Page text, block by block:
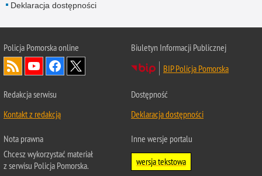
Deklaracja dostępności
Policja Pomorska online
Biuletyn Informacji Publicznej
BIP Policja Pomorska
Redakcja serwisu
Kontakt z redakcją
Dostępność
Deklaracja dostępności
Nota prawna
Chcesz wykorzystać materiał
z serwisu Policja Pomorska.
Inne wersje portalu
wersja tekstowa